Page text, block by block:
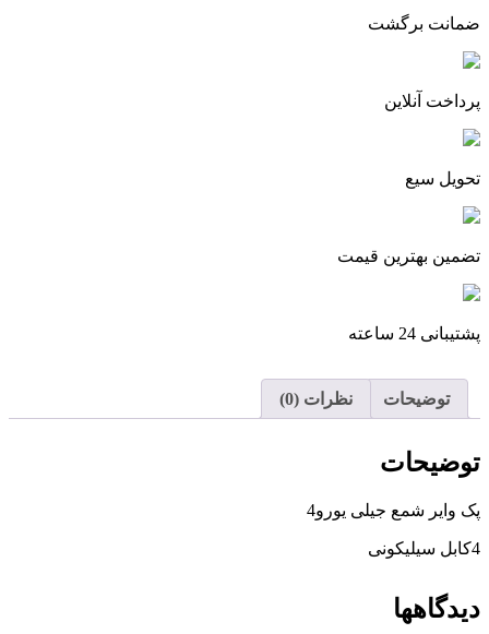
ضمانت برگشت
پرداخت آنلاین
تحویل سیع
تضمین بهترین قیمت
پشتیبانی 24 ساعته
توضیحات نظرات (0)
توضیحات
پک وایر شمع جیلی یورو4
4کابل سیلیکونی
دیدگاهها